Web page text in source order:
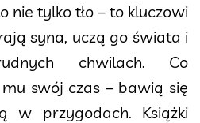
nie tylko tło – to kluczowi
syna, uczą go świata i
chwilach. Co
swój czas – bawią się
w przygodach. Książki